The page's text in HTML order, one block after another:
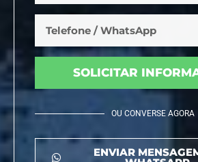
SOLICITAR
OU CONVERSE AGORA
ENVIAR